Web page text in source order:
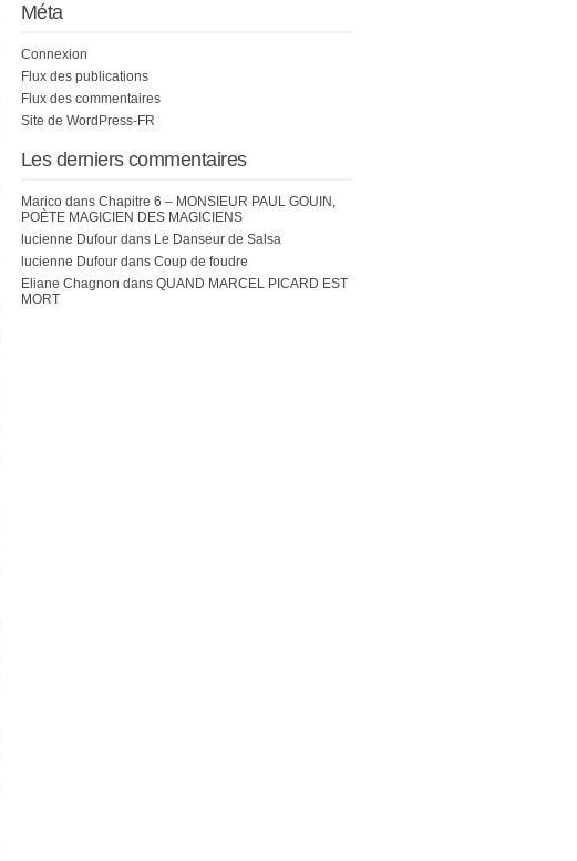
Méta
Connexion
Flux des publications
Flux des commentaires
Site de WordPress-FR
Les derniers commentaires
Marico dans Chapitre 6 – MONSIEUR PAUL GOUIN,
POÈTE MAGICIEN DES MAGICIENS
lucienne Dufour dans Le Danseur de Salsa
lucienne Dufour dans Coup de foudre
Eliane Chagnon dans QUAND MARCEL PICARD EST
MORT